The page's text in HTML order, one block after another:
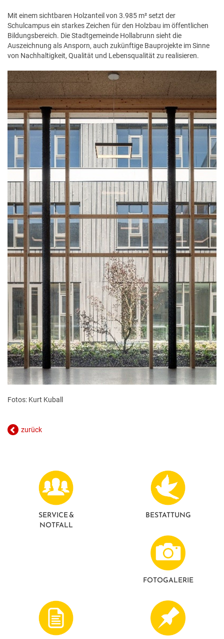
Mit einem sichtbaren Holzanteil von 3.985 m² setzt der
Schulcampus ein starkes Zeichen für den Holzbau im öffentlichen
Bildungsbereich. Die Stadtgemeinde Hollabrunn sieht die
Auszeichnung als Ansporn, auch zukünftige Bauprojekte im Sinne
von Nachhaltigkeit, Qualität und Lebensqualität zu realisieren.
Fotos: Kurt Kuball
zurück
SERVICE &
NOTFALL
BESTATTUNG
FOTO­GALERIE